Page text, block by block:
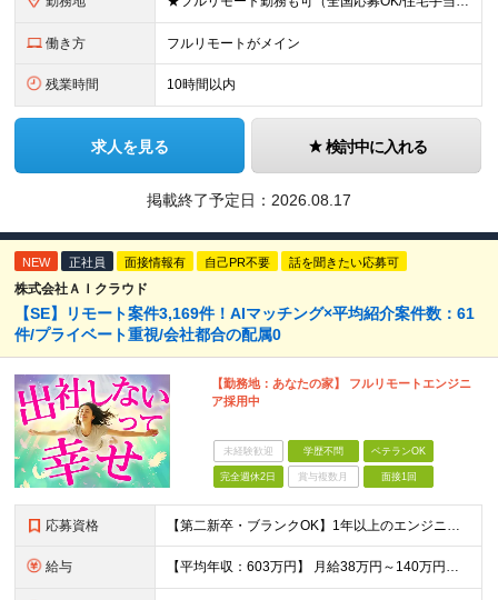
働き方 フルリモートがメイン
残業時間 10時間以内
求人を見る 検討中に入れる
掲載終了予定日： 2026.08.17
NEW 正社員 面接情報有 自己PR不要 話を聞きたい応募可
株式会社ＡＩクラウド
【SE】リモート案件3,169件！AIマッチング×平均紹介案件数：61
件/プライベート重視/会社都合の配属0
【勤務地：あなたの家】 フルリモートエンジニ
ア採用中
未経験歓迎 学歴不問 ベテランOK
完全週休2日 賞与複数月 面接1回
応募資格 【第二新卒・ブランクOK】1年以上のエンジニア経験がある方(開発・インフラ・工程・言語一切不問） 文理・学歴不問 【歓迎条件】 ◆AI・クラウド案件に参画したい方 ◆下流工程から上流工程へステップア
給与 【平均年収：603万円】 月給38万円～140万円＋諸手当（経験者） 【平均年収603万円】 ※案件の契約内容や昇給額などはすべて開示します。 ※経験や能力を考慮し決定します。 ※月給には固定残業